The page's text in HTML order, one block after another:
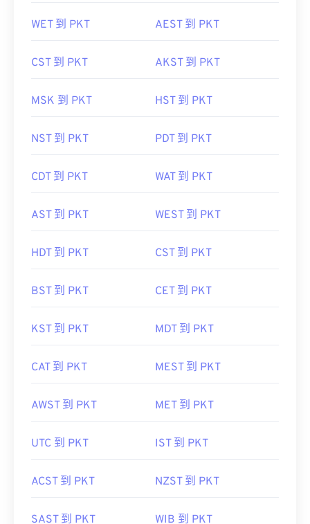
WET 到 PKT AEST 到 PKT
CST 到 PKT AKST 到 PKT
MSK 到 PKT HST 到 PKT
NST 到 PKT PDT 到 PKT
CDT 到 PKT WAT 到 PKT
AST 到 PKT WEST 到 PKT
HDT 到 PKT CST 到 PKT
BST 到 PKT CET 到 PKT
KST 到 PKT MDT 到 PKT
CAT 到 PKT MEST 到 PKT
AWST 到 PKT MET 到 PKT
UTC 到 PKT IST 到 PKT
ACST 到 PKT NZST 到 PKT
SAST 到 PKT WIB 到 PKT